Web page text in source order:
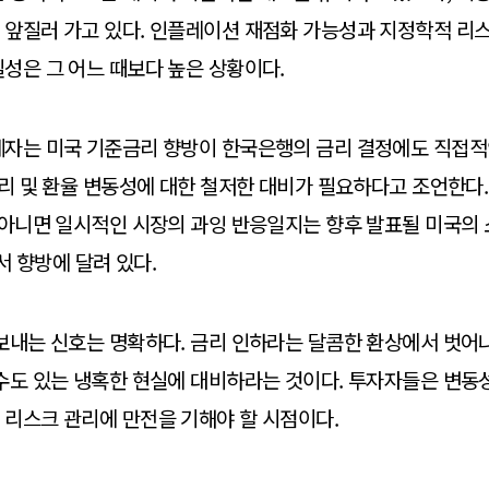
질러 가고 있다. 인플레이션 재점화 가능성과 지정학적 리
은 그 어느 때보다 높은 상황이다.
는 미국 기준금리 향방이 한국은행의 금리 결정에도 직접
및 환율 변동성에 대한 철저한 대비가 필요하다고 조언한
니면 일시적인 시장의 과잉 반응일지는 향후 발표될 미국의
향방에 달려 있다.
내는 신호는 명확하다. 금리 인하라는 달콤한 환상에서 벗어
도 있는 냉혹한 현실에 대비하라는 것이다. 투자자들은 변동
스크 관리에 만전을 기해야 할 시점이다.